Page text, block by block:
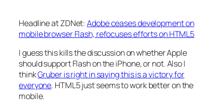
Headline at ZDNet:Adobe ceases development on
mobile browser Flash, refocuses efforts on HTML5
I guess this kills the discussion on whether Apple
should support Flash on the iPhone, or not. Also I
thinkGruber is right in saying this is a victory for
everyone. HTML5 just seems to work better on the
mobile.